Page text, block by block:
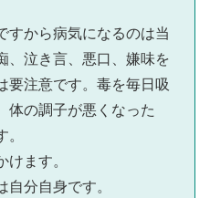
すから病気になるのは当
、泣き言、悪口、嫌味を
要注意です。毒を毎日吸
体の調子が悪くなった
ます。
分自身です。